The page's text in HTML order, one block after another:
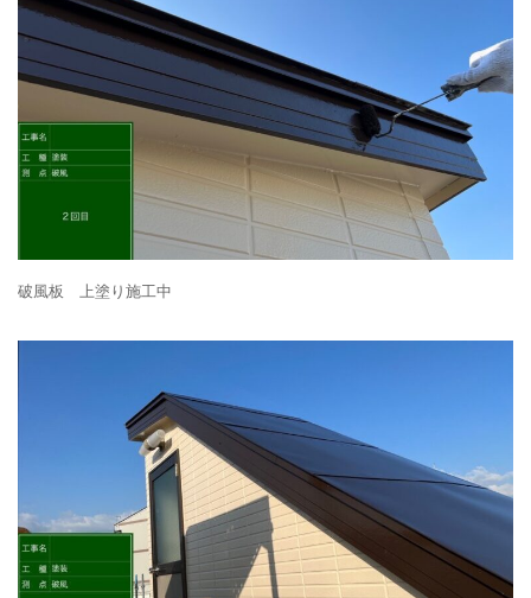
破風板 上塗り施工中